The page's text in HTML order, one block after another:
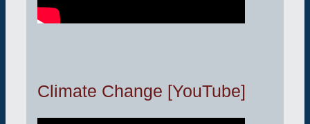
Climate Change [YouTube]